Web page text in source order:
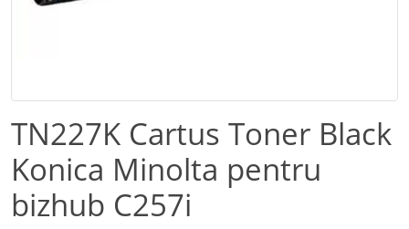
TN227K Cartus Toner Black
Konica Minolta pentru
bizhub C257i